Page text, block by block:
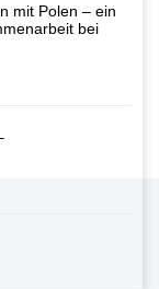
mit Polen – ein
bei